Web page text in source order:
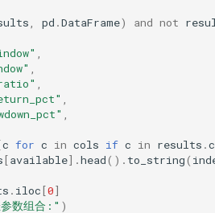
, pd .DataFrame) and not
,
,
,
,
,
c for c in cols if c in results .
[available] .head() . to_string(
. iloc[0]
数组合:" )